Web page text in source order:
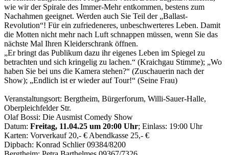
wie wir der Spirale des Immer-Mehr entkommen, bestens zum
Nachahmen geeignet. Werden auch Sie Teil der „Ballast-
Revolution“! Für ein zufriedeneres, unbeschwerteres Leben. Damit
die Motten nicht mehr nach Luft schnappen müssen, wenn Sie das
nächste Mal Ihren Kleiderschrank öffnen.
„Er bringt das Publikum dazu ihr eigenes Leben im Spiegel zu
betrachten und sich kringelig zu lachen.“ (Kraichgau Stimme); „Wo
haben Sie bei uns die Kamera stehen?“ (Zuschauerin nach der
Show); „Endlich ist er wieder auf Tour!“ (Seine Frau)
Veranstaltungsort: Bergtheim, Bürgerforum, Willi-Sauer-Halle,
Oberpleichfelder Str.
Olaf Bossi: Die Ausmist Comedy Show
Datum: Freitag, 11.04.25 um 20:00 Uhr; Einlass: 19:00 Uhr
Karten: Vorverkauf 20,- € Abendkasse 25,- €
Dipbach: Konrad Schlier 09384/8200